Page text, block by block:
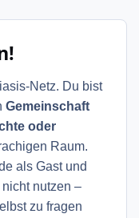
Netz. Du bist
Gemeinschaft
oder
Raum.
als Gast und
nutzen –
zu fragen